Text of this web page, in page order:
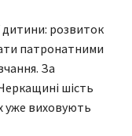
дитини: розвиток
патронатними
За
шість
уже виховують